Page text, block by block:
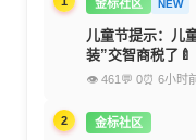
金标社区 NEW
儿童节提示：儿
装”交智商税了🍼
👁 461 💬 0⏰ 6小时
2 金标社区